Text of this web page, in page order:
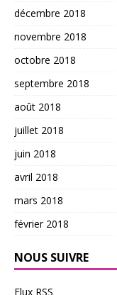
décembre 2018
novembre 2018
octobre 2018
septembre 2018
août 2018
juillet 2018
juin 2018
avril 2018
mars 2018
février 2018
NOUS SUIVRE
Flux RSS